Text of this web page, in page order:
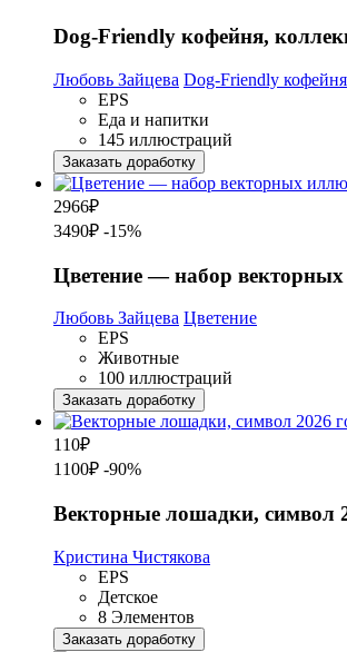
Dog-Friendly кофейня,
Любовь Зайцева Dog-Friendly кофейня
EPS
Еда и напитки
145 иллюстраций
Заказать доработку
2966₽
3490₽ -15%
Цветение — набор
Любовь Зайцева Цветение
EPS
Животные
100 иллюстраций
Заказать доработку
110₽
1100₽ -90%
Векторные лошадки, символ
Кристина Чистякова
EPS
Детское
8 Элементов
Заказать доработку